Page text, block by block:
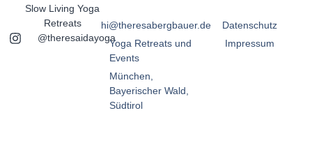
Slow Living Yoga
Retreats
@theresaidayoga
hi@theresabergbauer.de
Yoga Retreats und
Events
München,
Bayerischer Wald,
Südtirol
Datenschutz
Impressum